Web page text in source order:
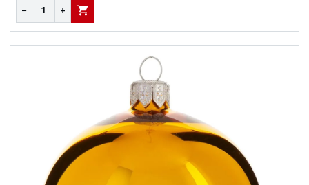
− + В КОРЗИНУ